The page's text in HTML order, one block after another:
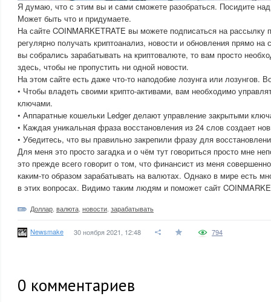
Я думаю, что с этим вы и сами сможете разобраться. Посидите
Может быть что и придумаете.
На сайте COINMARKETRATE вы можете подписаться на рассылку
регулярно получать криптоанализ, новости и обновления прямо
вы собрались зарабатывать на криптовалюте, то вам просто
здесь, чтобы не пропустить ни одной новости.
На этом сайте есть даже что-то наподобие лозунга или лозунгов.
• Чтобы владеть своими крипто-активами, вам необходимо
ключами.
• Аппаратные кошельки Ledger делают управление закрытыми
• Каждая уникальная фраза восстановления из 24 слов создает
• Убедитесь, что вы правильно закрепили фразу для
Для меня это просто загадка и о чём тут говориться просто мне
это прежде всего говорит о том, что финансист из меня
каким-то образом зарабатывать на валютах. Однако в мире есть
в этих вопросах. Видимо таким людям и поможет сайт
Доллар валюта новости зарабатывать
Newsmake 30 ноября 2021, 12:48 794
0 комментариев